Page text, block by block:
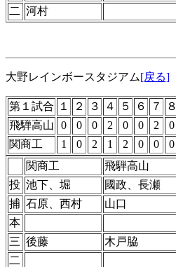
二 河村
大野レインボースタジアム[戻る]
第１試合 １ ２ ３ ４ ５ ６ ７ ８
飛騨高山
0 0 0 2 0 0 2 0
関商工
1 0 2 1 2 0 0 0
関商工
飛騨高山
投 池下、堀
國政、長瀬
捕 石原、西村
山口
本
三 後藤
木戸脇
二